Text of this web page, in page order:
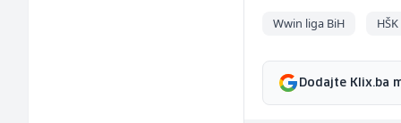
Wwin liga BiH
Dodajte Klix.ba